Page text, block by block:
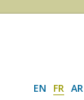
EN FR AR